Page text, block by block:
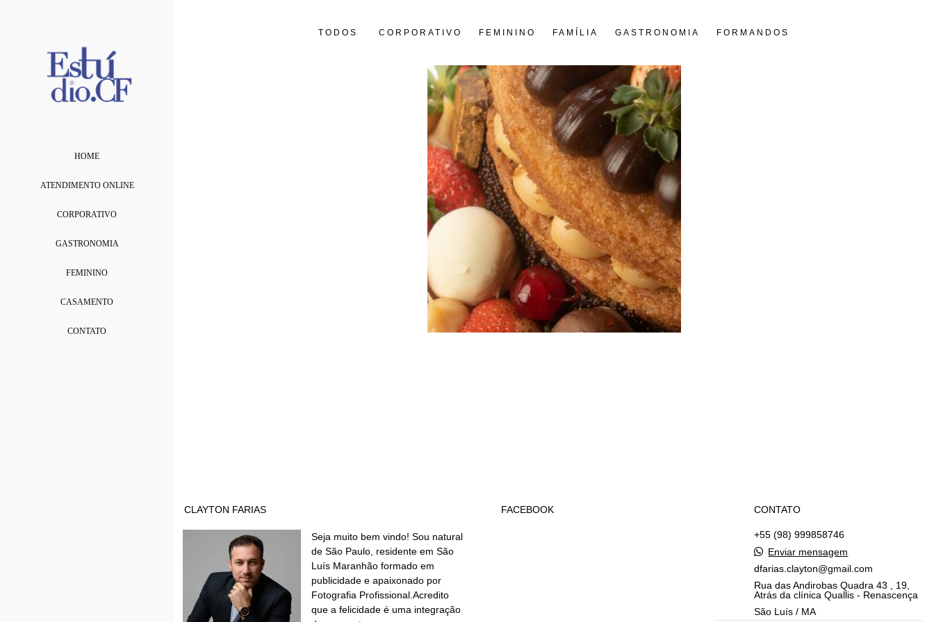
HOME
ATENDIMENTO ONLINE
CORPORATIVO
GASTRONOMIA
FEMININO
CASAMENTO
CONTATO
TODOS CORPORATIVO FEMININO FAMÍLIA GASTRONOMIA FORMANDOS
CLAYTON FARIAS
Seja muito bem vindo! Sou natural
de São Paulo, residente em São
Luís Maranhão formado em
publicidade e apaixonado por
Fotografia Profissional.Acredito
que a felicidade é uma integração
FACEBOOK CONTATO
+55 (98) 999858746
Enviar mensagem
dfarias.clayton@gmail.com
Rua das Andirobas Quadra 43 , 19,
Atrás da clínica Quallis - Renascença
São Luís / MA